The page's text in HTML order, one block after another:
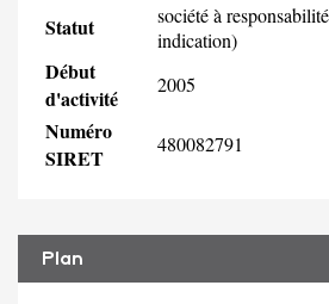
Statut
société à
indication)
Début
d'activité
2005
Numéro
SIRET
480082791
Plan